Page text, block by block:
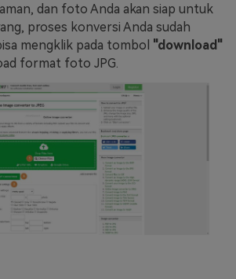
dan foto Anda akan siap untuk
proses konversi Anda sudah
mengklik pada tombol "download"
format foto JPG.